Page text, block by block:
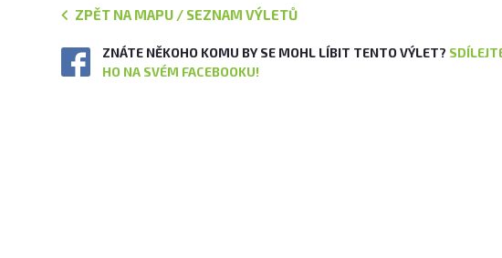
ZPĚT NA MAPU / SEZNAM VÝLETŮ
ZNÁTE NĚKOHO KOMU BY SE MOHL LÍBIT TENTO VÝLET?
HO NA SVÉM FACEBOOKU!